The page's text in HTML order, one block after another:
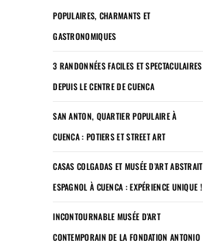
POPULAIRES, CHARMANTS ET
GASTRONOMIQUES
3 RANDONNÉES FACILES ET SPECTACULAIRES
DEPUIS LE CENTRE DE CUENCA
SAN ANTON, QUARTIER POPULAIRE À
CUENCA : POTIERS ET STREET ART
CASAS COLGADAS ET MUSÉE D’ART ABSTRAIT
ESPAGNOL À CUENCA : EXPÉRIENCE UNIQUE !
INCONTOURNABLE MUSÉE D’ART
CONTEMPORAIN DE LA FONDATION ANTONIO